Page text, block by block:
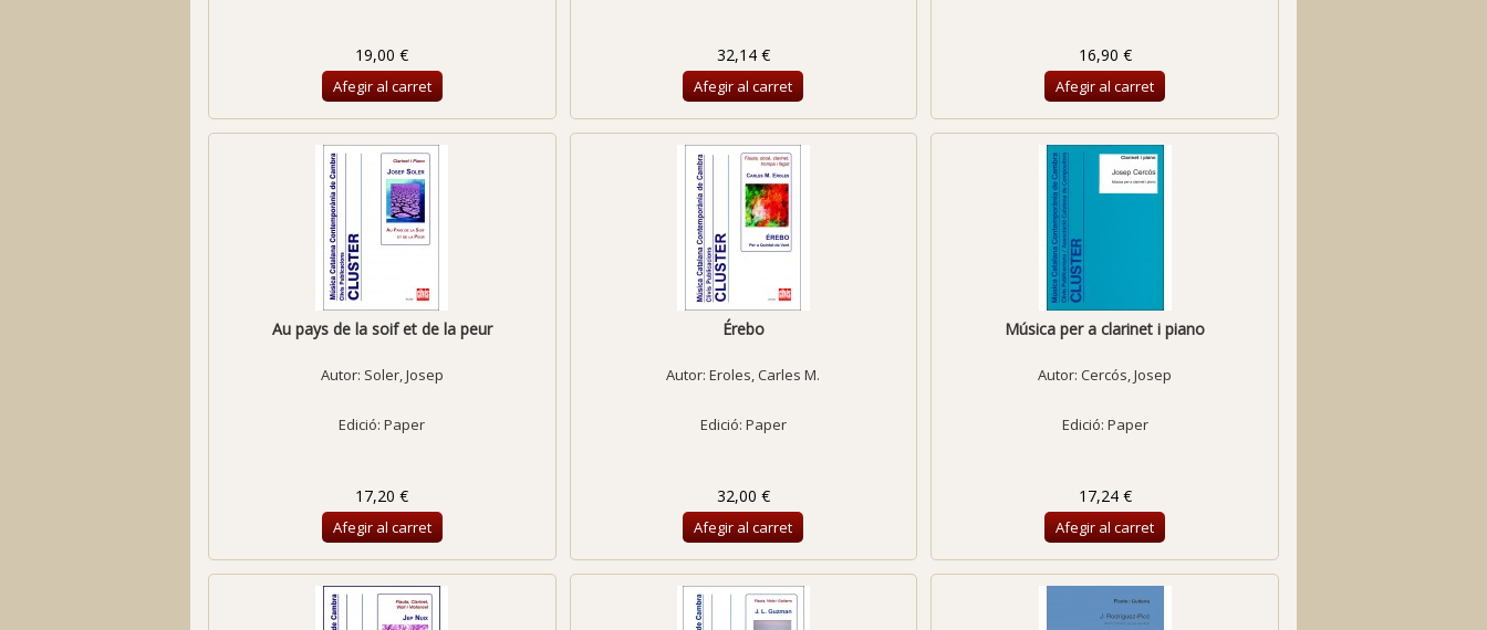
19,00 €
Afegir al carret
32,14 €
Afegir al carret
16,90 €
Afegir al carret
Au pays de la soif et de la peur
Autor: Soler, Josep
Edició: Paper
17,20 €
Afegir al carret
Érebo
Autor:Eroles, Carles M.
Edició: Paper
32,00 €
Afegir al carret
Música per a clarinet i piano
Autor:Cercós, Josep
Edició: Paper
17,24 €
Afegir al carret